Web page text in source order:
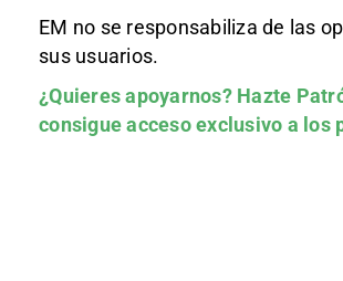
EM no se responsabiliza de las
sus usuarios.
¿Quieres apoyarnos? Hazte
consigue acceso exclusivo a los